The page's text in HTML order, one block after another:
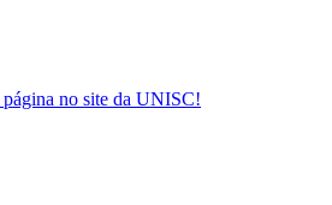
no site da UNISC!